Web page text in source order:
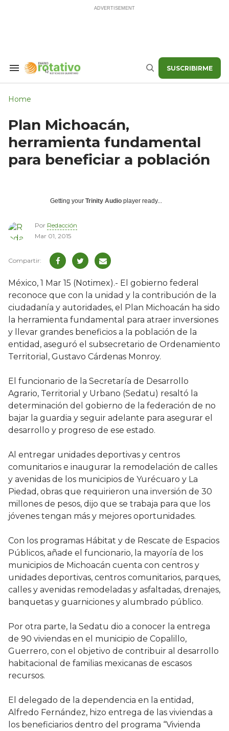
Search
Buscar SUSCRIBIRME
Home
Plan Michoacán,
herramienta fundamental
para beneficiar a población
Getting your Trinity Audio player ready...
Por Redacción
Mar 01, 2015
México, 1 Mar 15 (Notimex).- El gobierno federal
reconoce que con la unidad y la contribución de la
ciudadanía y autoridades, el Plan Michoacán ha sido
la herramienta fundamental para atraer inversiones
y llevar grandes beneficios a la población de la
entidad, aseguró el subsecretario de Ordenamiento
Territorial, Gustavo Cárdenas Monroy.
El funcionario de la Secretaría de Desarrollo
Agrario, Territorial y Urbano (Sedatu) resaltó la
determinación del gobierno de la federación de no
bajar la guardia y seguir adelante para asegurar el
desarrollo y progreso de ese estado.
Al entregar unidades deportivas y centros
comunitarios e inaugurar la remodelación de calles
y avenidas de los municipios de Yurécuaro y La
Piedad, obras que requirieron una inversión de 30
millones de pesos, dijo que se trabaja para que los
jóvenes tengan más y mejores oportunidades.
Con los programas Hábitat y de Rescate de Espacios
Públicos, añade el funcionario, la mayoría de los
municipios de Michoacán cuenta con centros y
unidades deportivas, centros comunitarios, parques,
calles y avenidas remodeladas y asfaltadas, drenajes,
banquetas y guarniciones y alumbrado público.
Por otra parte, la Sedatu dio a conocer la entrega
de 90 viviendas en el municipio de Copalillo,
Guerrero, con el objetivo de contribuir al desarrollo
habitacional de familias mexicanas de escasos
recursos.
El delegado de la dependencia en la entidad,
Alfredo Fernández, hizo entrega de las viviendas a
los beneficiarios dentro del programa “Vivienda